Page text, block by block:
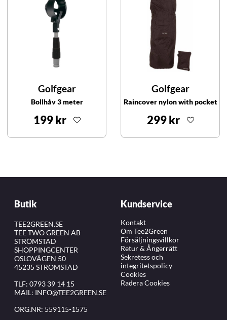
Golfgear
Bollhåv 3 meter
199 kr
Golfgear
Raincover nylon with pocket
299 kr
Butik
TEE2GREEN.SE
TEE TWO GREEN AB
STRÖMSTAD
SHOPPINGCENTER
OSLOVÄGEN 50
45235 STRÖMSTAD
TLF: 0793 39 14 15
MAIL: INFO@TEE2GREEN.SE
ORG.NR: 559115-1575
Kundservice
Kontakt
Om Tee2Green
Försäljningsvillkor
Retur & Ångerrätt
Sekretess och
integritetspolicy
Cookies
Radera Cookies